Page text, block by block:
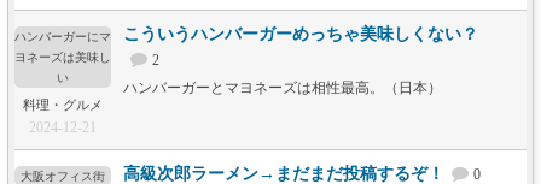
ハンバーガーにマ
ヨネーズは美味し
い
料理・グルメ
2024-12-21
こういうハンバーガーめっちゃ美味しくない？
2
ハンバーガーとマヨネーズは相性最高。（日本）
大阪オフィス街 高級次郎ラーメン→まだまだ投稿するぞ！
0